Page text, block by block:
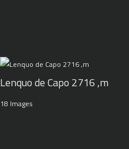
Lenquo de Capo 2716 ,m
18 Images